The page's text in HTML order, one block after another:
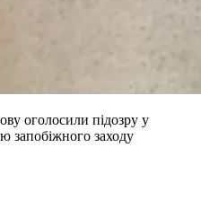
оголосили підозру у
запобіжного заходу